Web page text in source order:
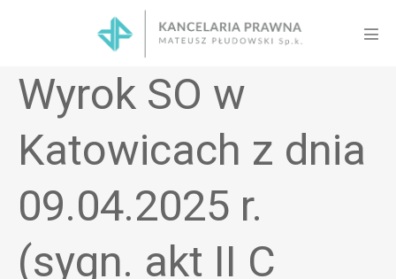
Wyrok SO w
Katowicach z dnia
09.04.2025 r.
(sygn. akt II C